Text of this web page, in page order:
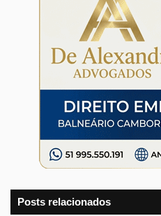
Posts relacionados